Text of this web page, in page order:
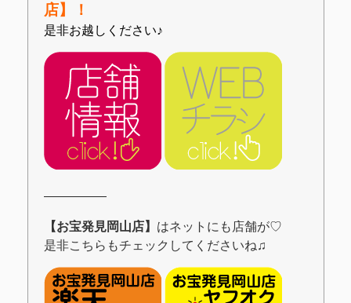
店】！
是非お越しください♪
―――――
【お宝発見岡山店】 はネットにも店舗が♡
是非こちらもチェックしてくださいね♫